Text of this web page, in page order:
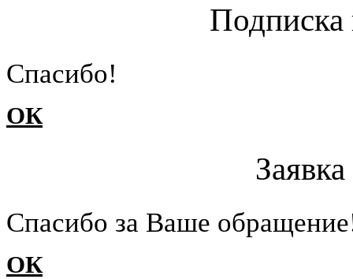
Подписка
Cпасибо!
ОК
Cпасибо за Ваше
ОК